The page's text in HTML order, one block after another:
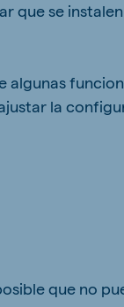
que se
algunas
la
que no